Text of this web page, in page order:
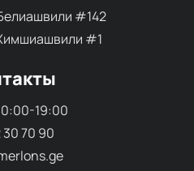
#142
#1
19:00
30 70 90